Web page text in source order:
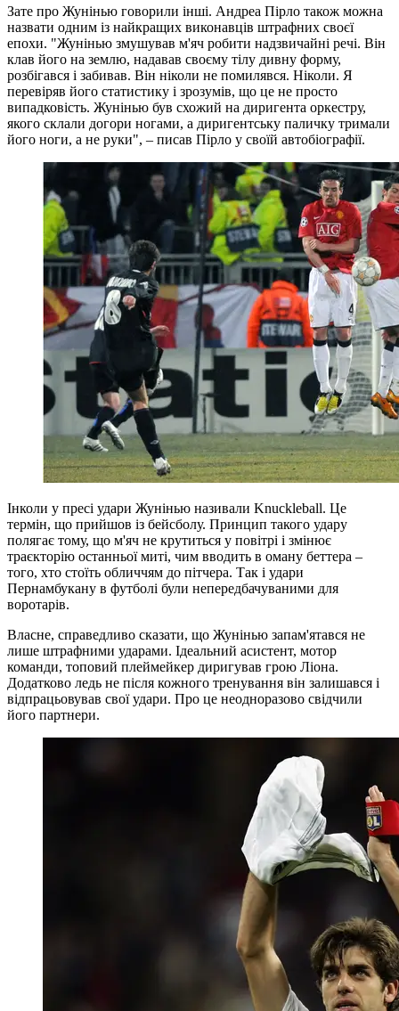
Зате про Жунінью говорили інші. Андреа Пірло також можна
назвати одним із найкращих виконавців штрафних своєї
епохи. "Жунінью змушував м'яч робити надзвичайні речі. Він
клав його на землю, надавав своєму тілу дивну форму,
розбігався і забивав. Він ніколи не помилявся. Ніколи. Я
перевіряв його статистику і зрозумів, що це не просто
випадковість. Жунінью був схожий на диригента оркестру,
якого склали догори ногами, а диригентську паличку тримали
його ноги, а не руки", – писав Пірло у своїй автобіографії.
Інколи у пресі удари Жунінью називали Knuckleball. Це
термін, що прийшов із бейсболу. Принцип такого удару
полягає тому, що м'яч не крутиться у повітрі і змінює
траєкторію останньої миті, чим вводить в оману беттера –
того, хто стоїть обличчям до пітчера. Так і удари
Пернамбукану в футболі були непередбачуваними для
воротарів.
Власне, справедливо сказати, що Жунінью запам'ятався не
лише штрафними ударами. Ідеальний асистент, мотор
команди, топовий плеймейкер диригував грою Ліона.
Додатково ледь не після кожного тренування він залишався і
відпрацьовував свої удари. Про це неодноразово свідчили
його партнери.